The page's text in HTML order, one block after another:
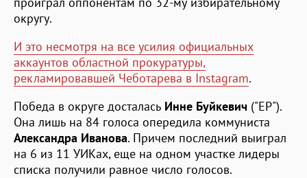
округу.
И это несмотря на все усилия официальных
аккаунтов областной прокуратуры,
рекламировавшей Чеботарева в Instagram.
Победа в округе досталась Инне Буйкевич ("ЕР").
Она лишь на 84 голоса опередила коммуниста
Александра Иванова. Причем последний выиграл
на 6 из 11 УИКах, еще на одном участке лидеры
списка получили равное число голосов.